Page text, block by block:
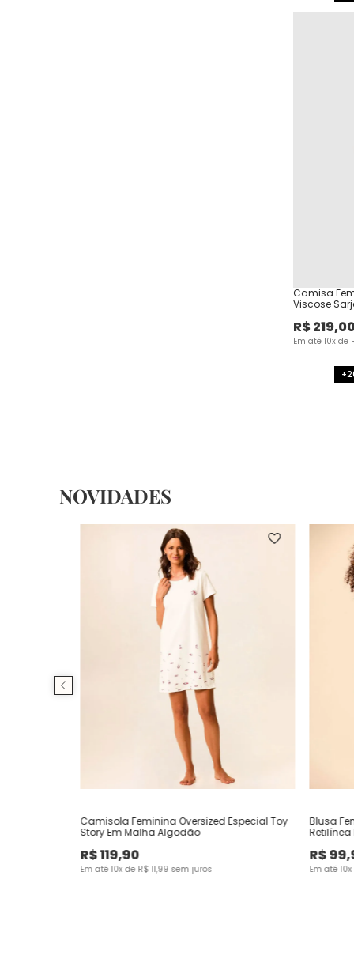
Camisa
Viscose
R$219,
Em até 10x de
NOVIDADES
Camisola Feminina Oversized Especial Toy
Story Em Malha Algodão
R$119,90
Em até10x de R$ 11,99 sem juros
Blusa
Retilínea
R$99,
Em até10